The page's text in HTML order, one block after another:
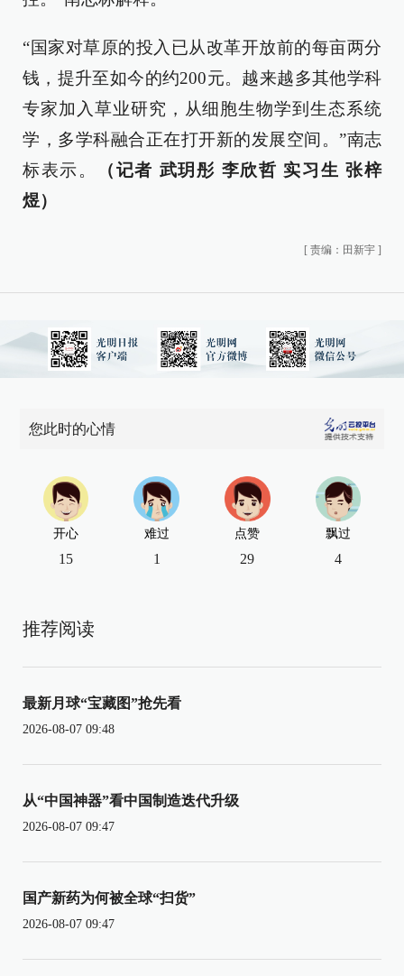
“国家对草原的投入已从改革开放前的每亩两分
钱，提升至如今的约200元。越来越多其他学科
专家加入草业研究，从细胞生物学到生态系统
学，多学科融合正在打开新的发展空间。”南志
标表示。
（记者 武玥彤 李欣哲 实习生 张梓
煜）
[ 责编：田新宇 ]
您此时的心情
开心
15
难过
1
点赞
29
飘过
4
推荐阅读
最新月球“宝藏图”抢先看
2026-08-07 09:48
从“中国神器”看中国制造迭代升级
2026-08-07 09:47
国产新药为何被全球“扫货”
2026-08-07 09:47